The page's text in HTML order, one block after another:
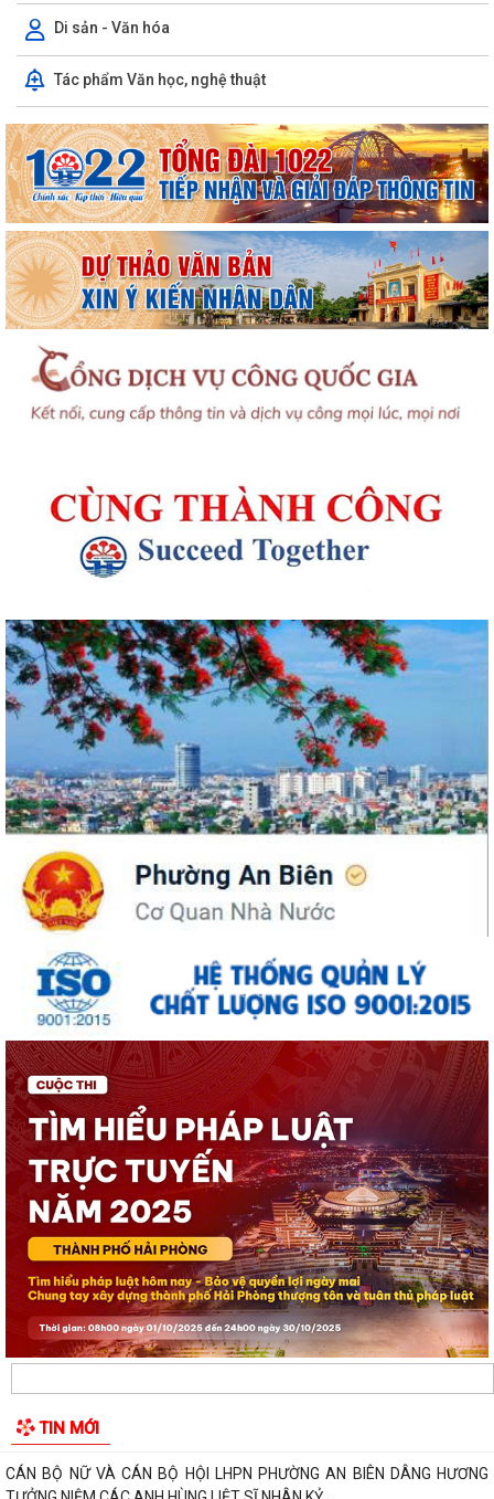
Di sản - Văn hóa
Tác phẩm Văn học, nghệ thuật
TIN MỚI
UBND phường An Biên phát động hưởng ứng Cuộc thi và Triển lãm
ảnh nghệ thuật cấp quốc gia “Tự hào...
ĐỒNG CHÍ PHÓ BÍ THƯ THƯỜNG TRỰC ĐẢNG ỦY PHƯỜNG DỰ SINH
HOẠT CHI BỘ THÁNG 8 TẠI CHI BỘ TRƯỜNG MẦM...
1/2.000 quận Lê Chân đến năm 2040
Thông báo về việc tăng cường bảo đảm trật tự an toàn giao thông,
trật tự đường hè trên địa bàn...
Thông báo về việc di dời các cơ sở sản xuất, kinh doanh đang thuê đất,
thuê mặt bằng của Công ty Cổ...
THÔNG BÁO TƯ VẤN PHÁP LUẬT MIỄN PHÍ CHO NHÂN DÂN
LỄ CẦU SIÊU TƯỞNG NIỆM ANH LINH CÁC ANH HÙNG LIỆT SĨ TẠI ĐỀN
LIỆT SĨ PHƯỜNG AN BIÊN - LÊ CHÂN
ĐỀN LIỆT SĨ PHƯỜNG AN BIÊN - LÊ CHÂN ĐÓN CÁC ĐOÀN ĐẠI BIỂU
ĐẾN DÂNG HƯƠNG, DÂNG HOA TƯỞNG NIỆM CÁC...
ĐỒNG CHÍ BÍ THƯ ĐẢNG ỦY, ĐỒNG CHÍ CHỦ TỊCH UBND PHƯỜNG AN
BIÊN ĐỐI THOẠI TRỰC TIẾP VỚI NHÂN DÂN NĂM...
PHƯỜNG AN BIÊN – LÊ CHÂN: KHẮC GHI...
CÁN BỘ NỮ VÀ CÁN BỘ HỘI LHPN PHƯỜNG AN BIÊN DÂNG HƯƠNG